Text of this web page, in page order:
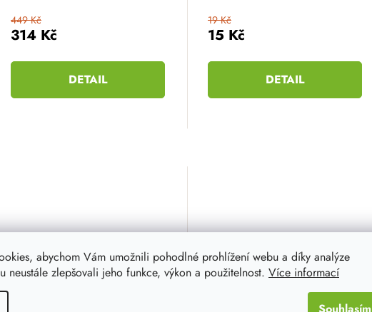
abychom Vám umožnili pohodlné prohlížení webu a díky analýze
neustále zlepšovali jeho funkce, výkon a použitelnost. Více informací
314 Kč
449 Kč
DETAIL
15 Kč
19 Kč
DETAIL
Dřevěný USB disk 16GB